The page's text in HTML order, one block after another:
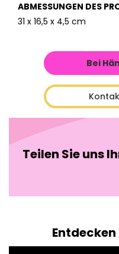
ABMESSUNGEN DES
31 x 16,5 x 4,5 cm
Bei
Teilen Sie uns
Entdecken